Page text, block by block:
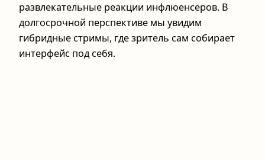
развлекательные реакции инфлюенсеров. В
долгосрочной перспективе мы увидим
гибридные стримы, где зритель сам собирает
интерфейс под себя.